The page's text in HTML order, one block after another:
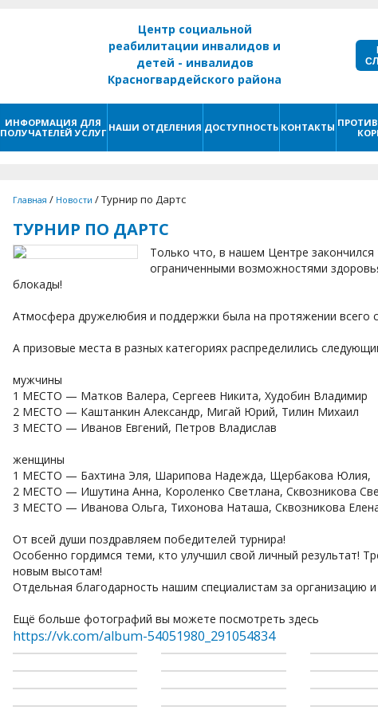
Центр социальной
реабилитации инвалидов и
детей - инвалидов
Красногвардейского района
ИНФОРМАЦИЯ ДЛЯ
ПОЛУЧАТЕЛЕЙ УСЛУГ НАШИ ОТДЕЛЕНИЯ ДОСТУПНОСТЬ КОНТАКТЫ
Главная / Новости /Турнир по Дартс
ТУРНИР ПО ДАРТС
Только что, в нашем Центре
ограниченными возможностями
блокады!
Атмосфера дружелюбия и поддержки была на протяжении всего
А призовые места в разных категориях распределились
мужчины
1 МЕСТО — Матков Валера, Сергеев Никита, Худобин Владимир
2 МЕСТО — Каштанкин Александр, Мигай Юрий, Тилин Михаил
3 МЕСТО — Иванов Евгений, Петров Владислав
женщины
1 МЕСТО — Бахтина Эля, Шарипова Надежда, Щербакова Юлия,
2 МЕСТО — Ишутина Анна, Короленко Светлана, Сквозникова
3 МЕСТО — Иванова Ольга, Тихонова Наташа, Сквозникова
От всей души поздравляем победителей турнира!
Особенно гордимся теми, кто улучшил свой личный результат!
новым высотам!
Отдельная благодарность нашим специалистам за организацию
Ещё больше фотографий вы можете посмотреть здесь
https://vk.com/album-54051980_291054834